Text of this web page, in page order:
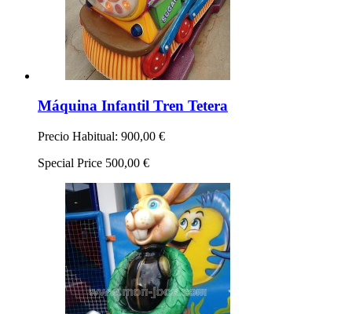
Máquina Infantil Tren Tetera
Precio Habitual: 900,00 €
Special Price 500,00 €